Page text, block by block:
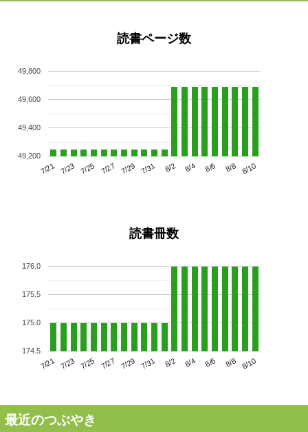
読書ページ数
7/21 7/23 7/25 7/27 7/29 7/31 8/2 8/4 8/6 8/8 8/10
49,200
49,400
49,600
49,800
読書冊数
7/21 7/23 7/25 7/27 7/29 7/31 8/2 8/4 8/6 8/8 8/10
174.5
175.0
175.5
176.0
最近のつぶやき